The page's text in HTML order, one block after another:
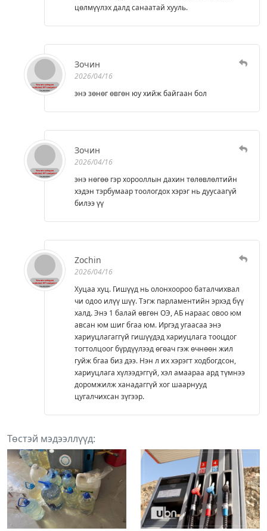
цөлмүүлэх далд санаатай хууль.
Зочин
2026/04/16
энэ зөнөг өвгөн юу хийж байгаан бол
Зочин
2026/04/16
энэ нөгөө гэр хорооллын дахин төлөвлөлтийн
хэдэн тэрбумаар тоологдох хэрэг нь дуусаагүй
билээ үү
Zochin
2026/04/16
Хуцаа хуц. Гишүүд нь олонхоороо баталчихвал
чи одоо илүү шүү. Тэгж парламентийн эрхэд бүү
халд. Энэ 1 балай өвгөн ОЭ, АБ нараас овоо юм
авсан юм шиг бгаа юм. Иргэд угаасаа энэ
хариуцлагаггүй гишүүдэд хариуцлага тооцдог
тогтолцоог бүрдүүлээд өгөач гэж өчнөөн жил
гуйж бгаа биз дээ. Нэн л их хэрэгт ходбогдсон,
хариуцлага хүлээдэггүй, хэл амаараа ард түмнээ
доромжилж ханадаггүй хог шаарнууд
цугалчихсан зүгээр.
Төстэй мэдээллүүд: